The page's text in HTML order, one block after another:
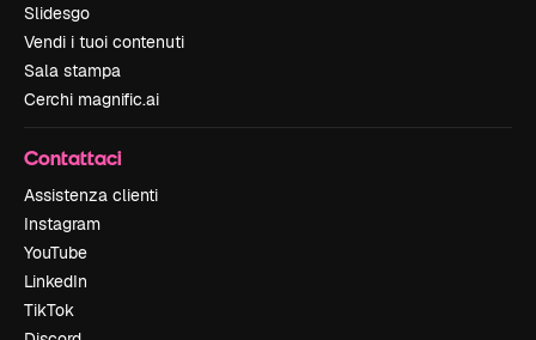
Slidesgo
Vendi i tuoi contenuti
Sala stampa
Cerchi magnific.ai
Contattaci
Assistenza clienti
Instagram
YouTube
LinkedIn
TikTok